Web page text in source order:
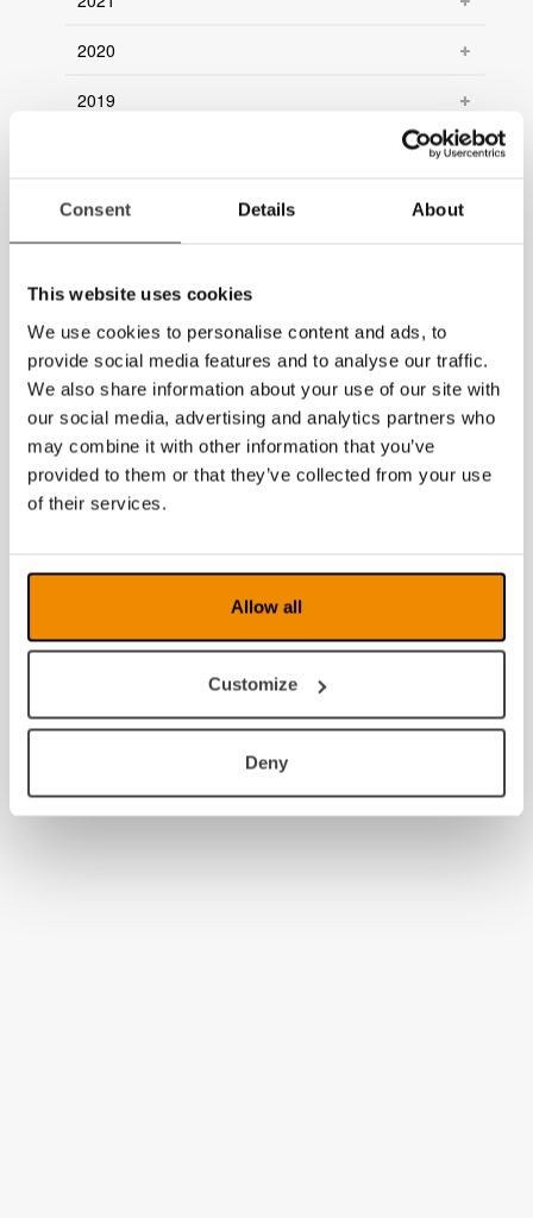
Consent Details About
This website uses cookies
We use cookies to personalise content and ads, to
provide social media features and to analyse our traffic.
We also share information about your use of our site with
our social media, advertising and analytics partners who
may combine it with other information that you’ve
provided to them or that they’ve collected from your use
of their services.
Allow all
Customize
Deny
2020
2019
2017
2016
2015
2014
2013
2012
2011
2008